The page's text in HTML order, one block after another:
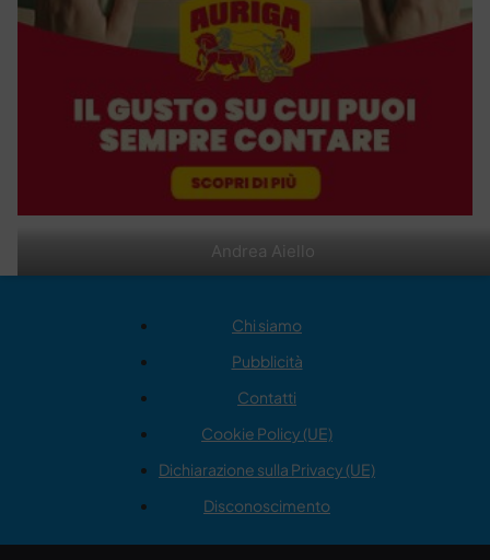
Andrea Aiello
Chi siamo
Pubblicità
Contatti
Cookie Policy (UE)
Dichiarazione sulla Privacy (UE)
Disconoscimento